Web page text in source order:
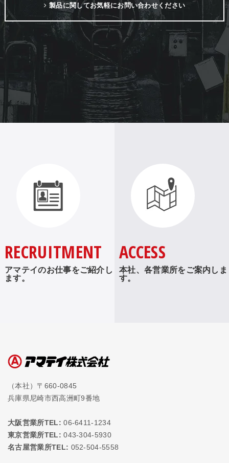
製品に関してお気軽にお問い合わせください
RECRUITMENT
アマテイのお仕事をご紹介し
ます。
ACCESS
本社、各営業所をご案内しま
す。
（本社）〒660-0845
兵庫県尼崎市西高洲町9番地
大阪営業所TEL: 06-6411-1234
東京営業所TEL: 043-304-5930
名古屋営業所TEL: 052-504-5558